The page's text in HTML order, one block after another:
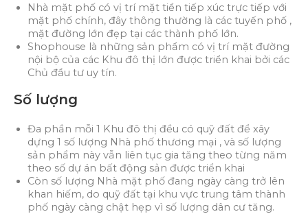
Nhà mặt phố có vị trí mặt tiền tiếp xúc trực tiếp với
mặt phố chính, đây thông thường là các tuyến phố ,
mặt đường lớn đẹp tại các thành phố lớn.
Shophouse là những sản phẩm có vị trí mặt đường
nội bộ của các Khu đô thị lớn được triển khai bởi các
Chủ đầu tư uy tín.
Số lượng
Đa phần mỗi 1 Khu đô thị đều có quỹ đất để xây
dựng 1 số lượng Nhà phố thương mại , và số lượng
sản phẩm này vẫn liên tục gia tăng theo từng năm
theo số dự án bất động sản được triển khai
Còn số lượng Nhà mặt phố đang ngày càng trở lên
khan hiếm, do quỹ đất tại khu vực trung tâm thành
phố ngày càng chật hẹp vì số lượng dân cư tăng.